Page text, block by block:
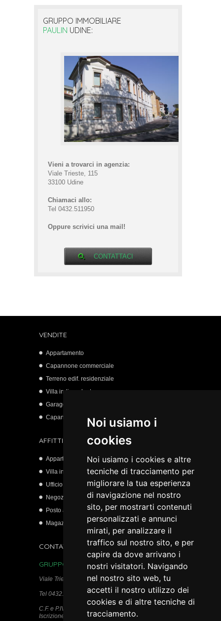
Noi usiamo i
cookies
Noi usiamo i cookies e altre
tecniche di tracciamento per
migliorare la tua esperienza
di navigazione nel nostro
sito, per mostrarti contenuti
personalizzati e annunci
mirati, per analizzare il
traffico sul nostro sito, e per
capire da dove arrivano i
nostri visitatori. Navigando
nel nostro sito web, tu
accetti il nostro utilizzo dei
cookies e di altre tecniche di
tracciamento.
GRUPPO IMMOBILIARE
PAULIN UDINE:
Vieni a trovarci in agenzia:
Viale Trieste, 115
33100 Udine
Chiamaci allo:
Tel 0432.511950
Oppure scrivici una mail!
CONTATTACI
VENDITE
Appartamento
Capannone commerciale
Terreno edif. residenziale
Villa indipendente
Garage
Capannone artigianale
AFFITTI
Appartamento
Villa indipendente
Ufficio
Negozio
Posto auto scoperto
Magazzino
CONTATTI
GRUPPO IMMOBILIARE PAULIN s.r.l.c.r.
Viale Trieste, 115 - 33100 Udine
Tel 0432.511950
C.F. e P.IVA 02740280306
Iscrizione REA n. 284382